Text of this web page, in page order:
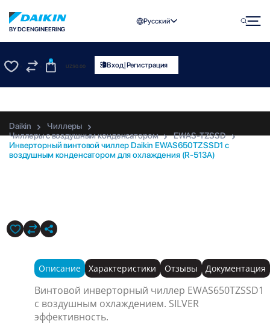
BY DC ENGINEERING
Русский
0
UZS0.00 Вход|Регистрация
Daikin
Чиллеры
Чиллеры с воздушным конденсатором
EWAS-TZSSD
Инверторный винтовой чиллер Daikin EWAS650TZSSD1 с
воздушным конденсатором для охлаждения (R-513A)
Описание Характеристики Отзывы Документация
Винтовой инверторный чиллер EWAS650TZSSD1
с воздушным охлаждением. SILVER
эффективность.